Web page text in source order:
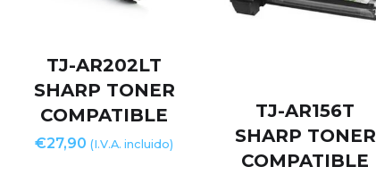
TJ-AR202LT
SHARP TONER
COMPATIBLE
€27,90 (I.V.A. incluido)
TJ-AR156T
SHARP TONER
COMPATIBLE